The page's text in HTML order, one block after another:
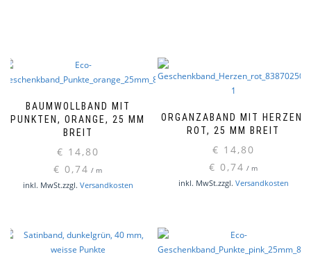
BAUMWOLLBAND MIT
PUNKTEN, ORANGE, 25 MM
BREIT
€ 14,80
€ 0,74 / m
inkl. MwSt.zzgl. Versandkosten
ORGANZABAND MIT HERZEN,
ROT, 25 MM BREIT
€ 14,80
€ 0,74 / m
inkl. MwSt.zzgl. Versandkosten